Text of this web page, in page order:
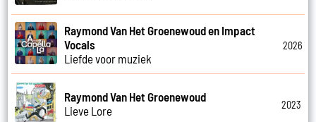
Raymond Van Het Groenewoud en Impact
Vocals
Liefde voor muziek
2026
Raymond Van Het Groenewoud
Lieve Lore
2023